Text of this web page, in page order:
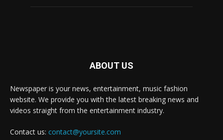
ABOUT US
Newspaper is your news, entertainment, music fashion
website. We provide you with the latest breaking news and
videos straight from the entertainment industry.
Contact us: contact@yoursite.com